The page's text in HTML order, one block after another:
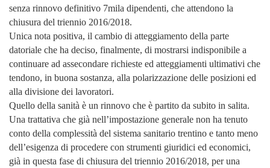
senza rinnovo definitivo 7mila dipendenti, che attendono la
chiusura del triennio 2016/2018.
Unica nota positiva, il cambio di atteggiamento della parte
datoriale che ha deciso, finalmente, di mostrarsi indisponibile a
continuare ad assecondare richieste ed atteggiamenti ultimativi che
tendono, in buona sostanza, alla polarizzazione delle posizioni ed
alla divisione dei lavoratori.
Quello della sanità è un rinnovo che è partito da subito in salita.
Una trattativa che già nell’impostazione generale non ha tenuto
conto della complessità del sistema sanitario trentino e tanto meno
dell’esigenza di procedere con strumenti giuridici ed economici,
già in questa fase di chiusura del triennio 2016/2018, per una